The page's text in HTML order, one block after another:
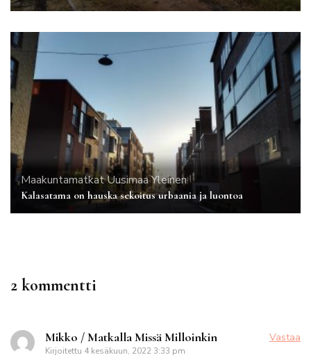
MaakuntamatkatUusimaaYleinen
Kalasatama on hauska sekoitus urbaania ja luontoa
2 kommentti
Mikko / Matkalla Missä Milloinkin
Kirjoitettu 4 kesäkuun, 2022 3:33 pm
Vastaa